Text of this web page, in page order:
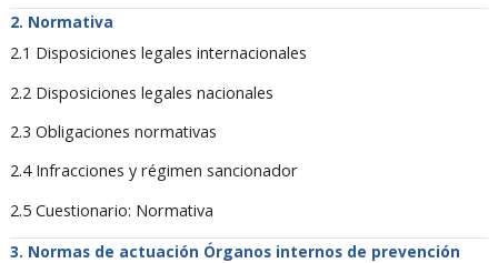
Normativa
2.1 Disposiciones legales internacionales
2.2 Disposiciones legales nacionales
2.3 Obligaciones normativas
2.4 Infracciones y régimen sancionador
2.5 Cuestionario: Normativa
Normas de actuación Órganos internos de prevención